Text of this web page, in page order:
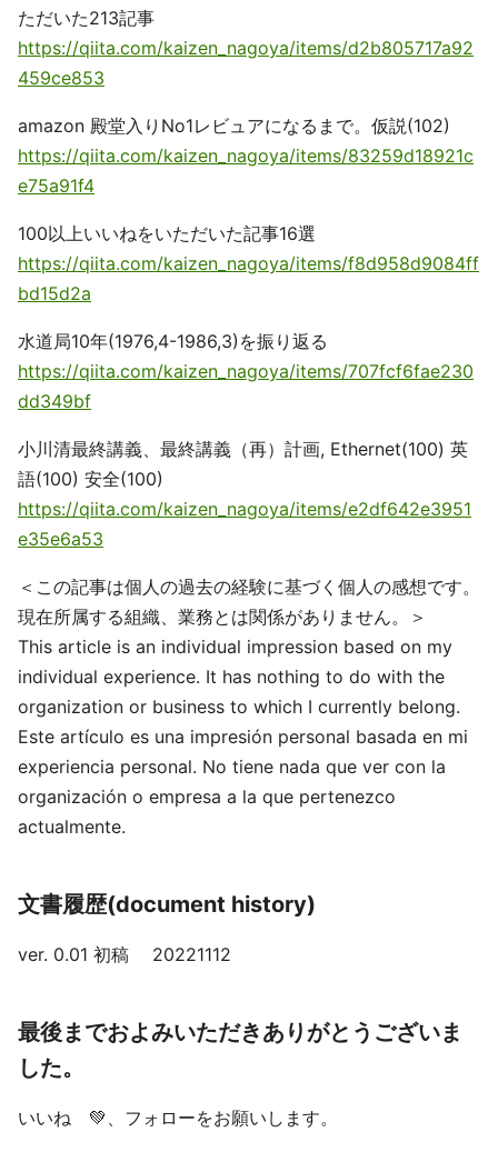
ただいた213記事
https://qiita.com/kaizen_nagoya/items/d2b805717a92
459ce853
amazon 殿堂入りNo1レビュアになるまで。仮説(102)
https://qiita.com/kaizen_nagoya/items/83259d18921c
e75a91f4
100以上いいねをいただいた記事16選
https://qiita.com/kaizen_nagoya/items/f8d958d9084ff
bd15d2a
水道局10年(1976,4-1986,3)を振り返る
https://qiita.com/kaizen_nagoya/items/707fcf6fae230
dd349bf
小川清最終講義、最終講義（再）計画, Ethernet(100) 英
語(100) 安全(100)
https://qiita.com/kaizen_nagoya/items/e2df642e3951
e35e6a53
＜この記事は個人の過去の経験に基づく個人の感想です。
現在所属する組織、業務とは関係がありません。＞
This article is an individual impression based on my
individual experience. It has nothing to do with the
organization or business to which I currently belong.
Este artículo es una impresión personal basada en mi
experiencia personal. No tiene nada que ver con la
organización o empresa a la que pertenezco
actualmente.
文書履歴(document history)
ver. 0.01 初稿 20221112
最後までおよみいただきありがとうございま
した。
いいね 💚、フォローをお願いします。